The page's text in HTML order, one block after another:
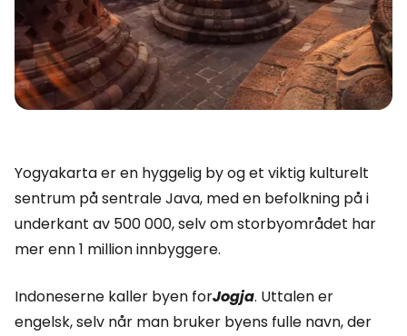
Yogyakarta er en hyggelig by og et viktig kulturelt
sentrum på sentrale Java, med en befolkning på i
underkant av 500 000, selv om storbyområdet har
mer enn 1 million innbyggere.
Indoneserne kaller byen forJogja. Uttalen er
engelsk, selv når man bruker byens fulle navn, der